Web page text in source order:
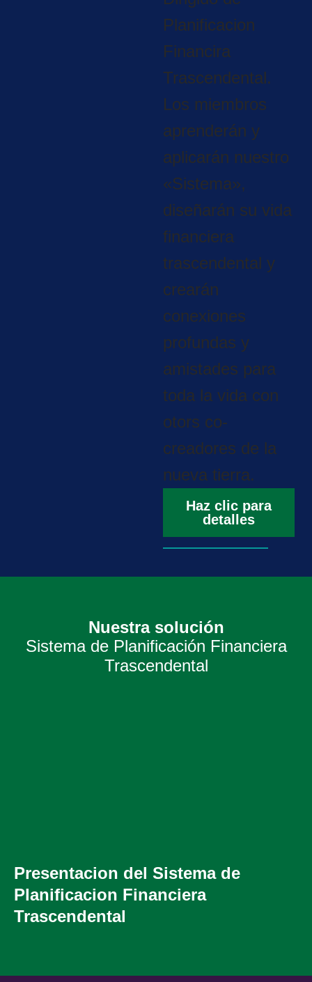
Planificacion
Financira
Trascendental.
Los miembros
aprenderán y
aplicarán nuestro
«Sistema»,
diseñarán su vida
financiera
trascendental y
crearán
conexiones
profundas y
amistades para
toda la vida con
otors co-
creadores de la
nueva tierra.
Haz clic para
detalles
Nuestra solución
Sistema de Planificación Financiera
Trascendental
Presentacion del Sistema de
Planificacion Financiera
Trascendental